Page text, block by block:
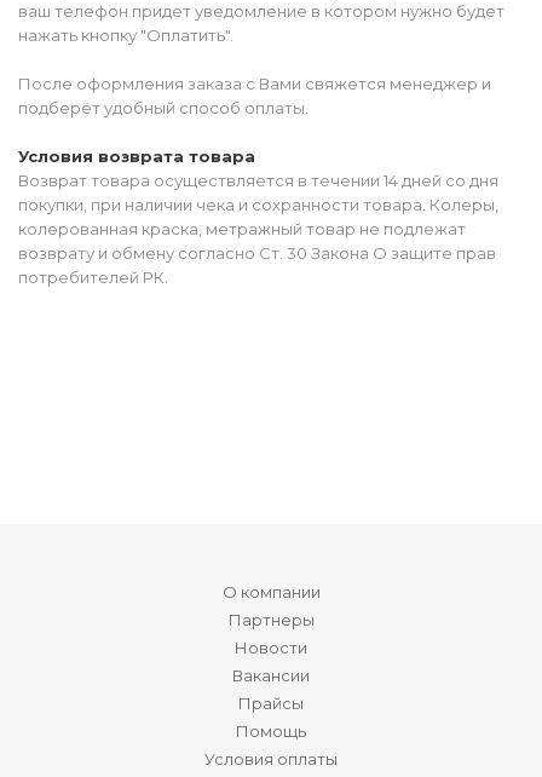
ваш телефон придет уведомление в котором нужно будет
нажать кнопку "Оплатить".
После оформления заказа с Вами свяжется менеджер и
подберёт удобный способ оплаты.
Условия возврата товара
Возврат товара осуществляется в течении 14 дней со дня
покупки, при наличии чека и сохранности товара. Колеры,
колерованная краска, метражный товар не подлежат
возврату и обмену согласно Ст. 30 Закона О защите прав
потребителей РК.
О компании
Партнеры
Новости
Вакансии
Прайсы
Помощь
Условия оплаты